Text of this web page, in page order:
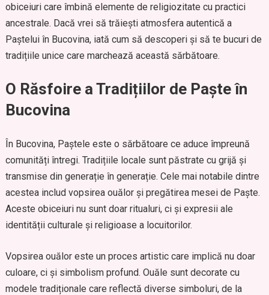
obiceiuri care îmbină elemente de religiozitate cu practici
ancestrale. Dacă vrei să trăiești atmosfera autentică a
Paștelui în Bucovina, iată cum să descoperi și să te bucuri de
tradițiile unice care marchează această sărbătoare.
O Răsfoire a Tradițiilor de Paște în
Bucovina
În Bucovina, Paștele este o sărbătoare ce aduce împreună
comunități întregi. Tradițiile locale sunt păstrate cu grijă și
transmise din generație în generație. Cele mai notabile dintre
acestea includ vopsirea ouălor și pregătirea mesei de Paște.
Aceste obiceiuri nu sunt doar ritualuri, ci și expresii ale
identității culturale și religioase a locuitorilor.
Vopsirea ouălor este un proces artistic care implică nu doar
culoare, ci și simbolism profund. Ouăle sunt decorate cu
modele tradiționale care reflectă diverse simboluri, de la